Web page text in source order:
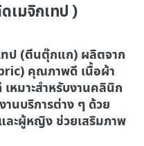
เมจิกเทป )
ทป (ตีนตุ๊กแก) ผลิตจาก
คุณภาพดี เนื้อผ้า
เหมาะสำหรับงานคลินิก
นบริการต่าง ๆ ด้วย
ละผู้หญิง ช่วยเสริมภาพ